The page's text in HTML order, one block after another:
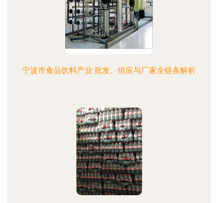
宁波市食品饮料产业 批发、供应与厂家全链条解析